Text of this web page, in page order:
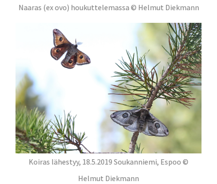
Naaras (ex ovo) houkuttelemassa © Helmut Diekmann
Koiras lähestyy, 18.5.2019 Soukanniemi, Espoo ©
Helmut Diekmann